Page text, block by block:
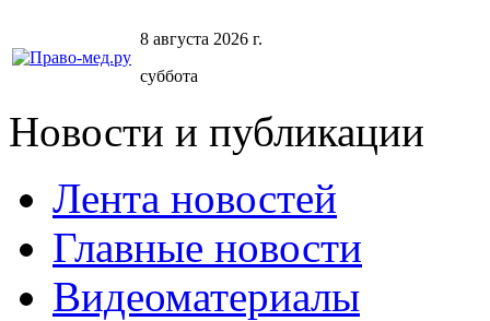
8 августа 2026 г.
суббота
Новости и публикации
Лента новостей
Главные новости
Видеоматериалы